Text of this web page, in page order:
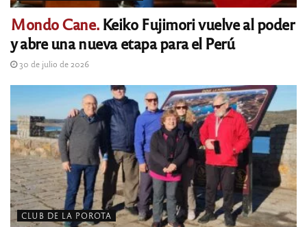
Mondo Cane.Keiko Fujimori vuelve al poder
y abre una nueva etapa para el Perú
30 de julio de 2026
CLUB DE LA POROTA